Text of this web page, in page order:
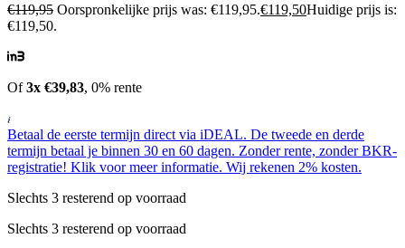
€119,95 Oorspronkelijke prijs was: €119,95.€119,50Huidige prijs is:
€119,50.
Of3x €39,83, 0% rente
Betaal de eerste termijn direct via iDEAL. De tweede en derde
termijn betaal je binnen 30 en 60 dagen. Zonder rente, zonder BKR-
registratie! Klik voor meer informatie. Wij rekenen 2% kosten.
Slechts 3 resterend op voorraad
Slechts 3 resterend op voorraad